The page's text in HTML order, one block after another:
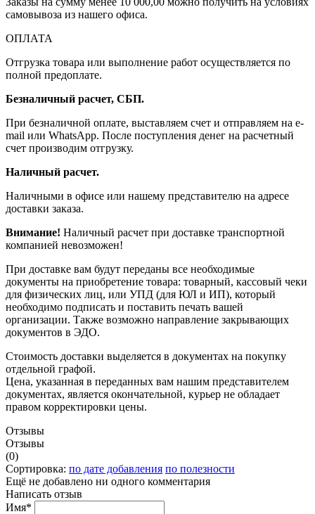
самовывоза из нашего офиса.
ОПЛАТА
Отгрузка товара или выполнение работ осуществляется по
полной предоплате.
Безналичный расчет, СБП.
При безналичной оплате, выставляем счет и отправляем на e-
mail или WhatsApp. После поступления денег на расчетный
счет производим отгрузку.
Наличный расчет.
Наличными в офисе или нашему представителю на адресе
доставки заказа.
Внимание! Наличный расчет при доставке транспортной
компанией невозможен!
При доставке вам будут переданы все необходимые
документы на приобретение товара: товарный, кассовый чеки
для физических лиц, или УПД (для ЮЛ и ИП), который
необходимо подписать и поставить печать вашей
организации. Также возможно направление закрывающих
документов в ЭДО.
Стоимость доставки выделяется в документах на покупку
отдельной графой.
Цена, указанная в переданных вам нашим представителем
документах, является окончательной, курьер не обладает
правом корректировки цены.
Отзывы
Отзывы
(0)
Сортировка: по дате добавления по полезности
Ещё не добавлено ни одного комментария
Написать отзыв
Имя*